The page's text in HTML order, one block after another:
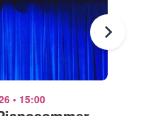
• 15:00